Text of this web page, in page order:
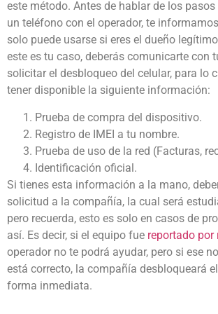
este método. Antes de hablar de los
un teléfono con el operador, te
solo puede usarse si eres el dueño
este es tu caso, deberás comunicarte con
solicitar el desbloqueo del celular, para lo
tener disponible la siguiente información:
Prueba de compra del dispositivo.
Registro de IMEI a tu nombre.
Prueba de uso de la red (Facturas,
Identificación oficial.
Si tienes esta información a la mano,
solicitud a la compañía, la cual será
pero recuerda, esto es solo en casos de
así. Es decir, si el equipo fue reportado por
operador no te podrá ayudar, pero si ese
está correcto, la compañía desbloqueará
forma inmediata.